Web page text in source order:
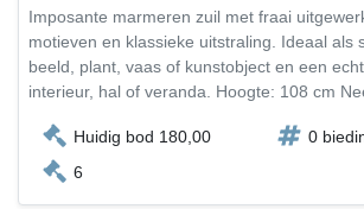
Imposante marmeren zuil met fraai
motieven en klassieke uitstraling. Ideaal als
beeld, plant, vaas of kunstobject en een
interieur, hal of veranda. Hoogte: 108 cm
Huidig bod 180,00
0
6